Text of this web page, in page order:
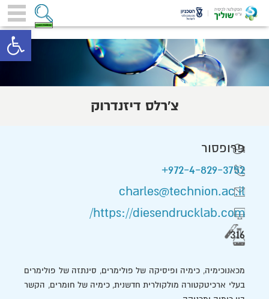
צ'רלס דיזנדרוק
פרופסור
972-4-829-3752+
charles@technion.ac.il
https://diesendrucklab.com/
316
מכאנוכימיה, כימיה ופיסיקה של פולימרים, סינתזה של פולימרים
בעלי ארכיטקטורה מולקולרית חדשנית, כימיה של חומרים, הקשר